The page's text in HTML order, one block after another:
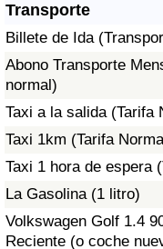
Transporte
Billete de Ida
Abono Transporte
normal)
Taxi a la salida (Tarifa
Taxi 1km (Tarifa
Taxi 1 hora de espera
La Gasolina (1 litro)
Volkswagen Golf 1.4
Reciente (o coche